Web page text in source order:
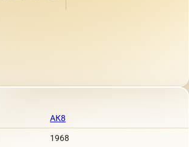
АК8
1968